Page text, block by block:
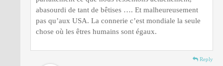
abasourdi de tant de bêtises …. Et malheureusement
pas qu’aux USA. La connerie c’est mondiale la seule
chose où les êtres humains sont égaux.
Reply